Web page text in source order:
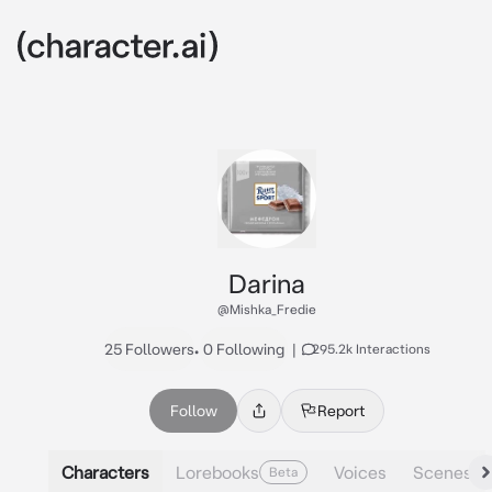
Darina
@Mishka_Fredie
25 Followers• 0 Following | 295.2k Interactions
Follow Report
Characters Lorebooks Beta Voices Scenes